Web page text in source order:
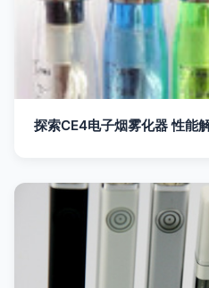
探索CE4电子烟雾化器 性能